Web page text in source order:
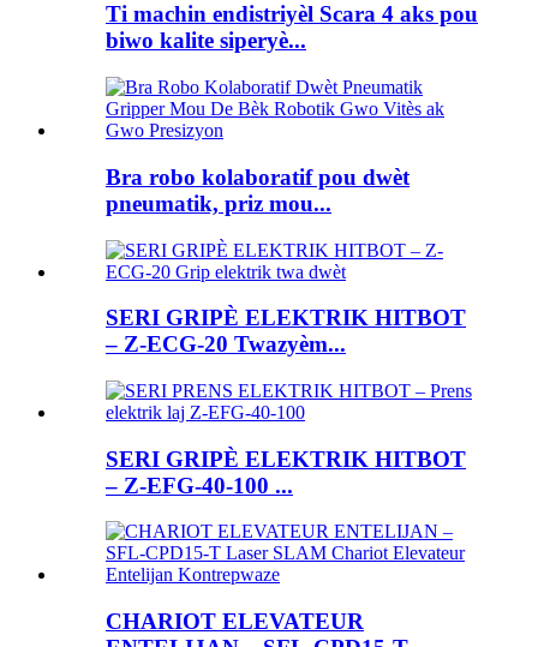
Ti machin endistriyèl Scara 4 aks pou
biwo kalite siperyè...
Bra robo kolaboratif pou dwèt
pneumatik, priz mou...
SERI GRIPÈ ELEKTRIK HITBOT
– Z-ECG-20 Twazyèm...
SERI GRIPÈ ELEKTRIK HITBOT
– Z-EFG-40-100 ...
CHARIOT ELEVATEUR